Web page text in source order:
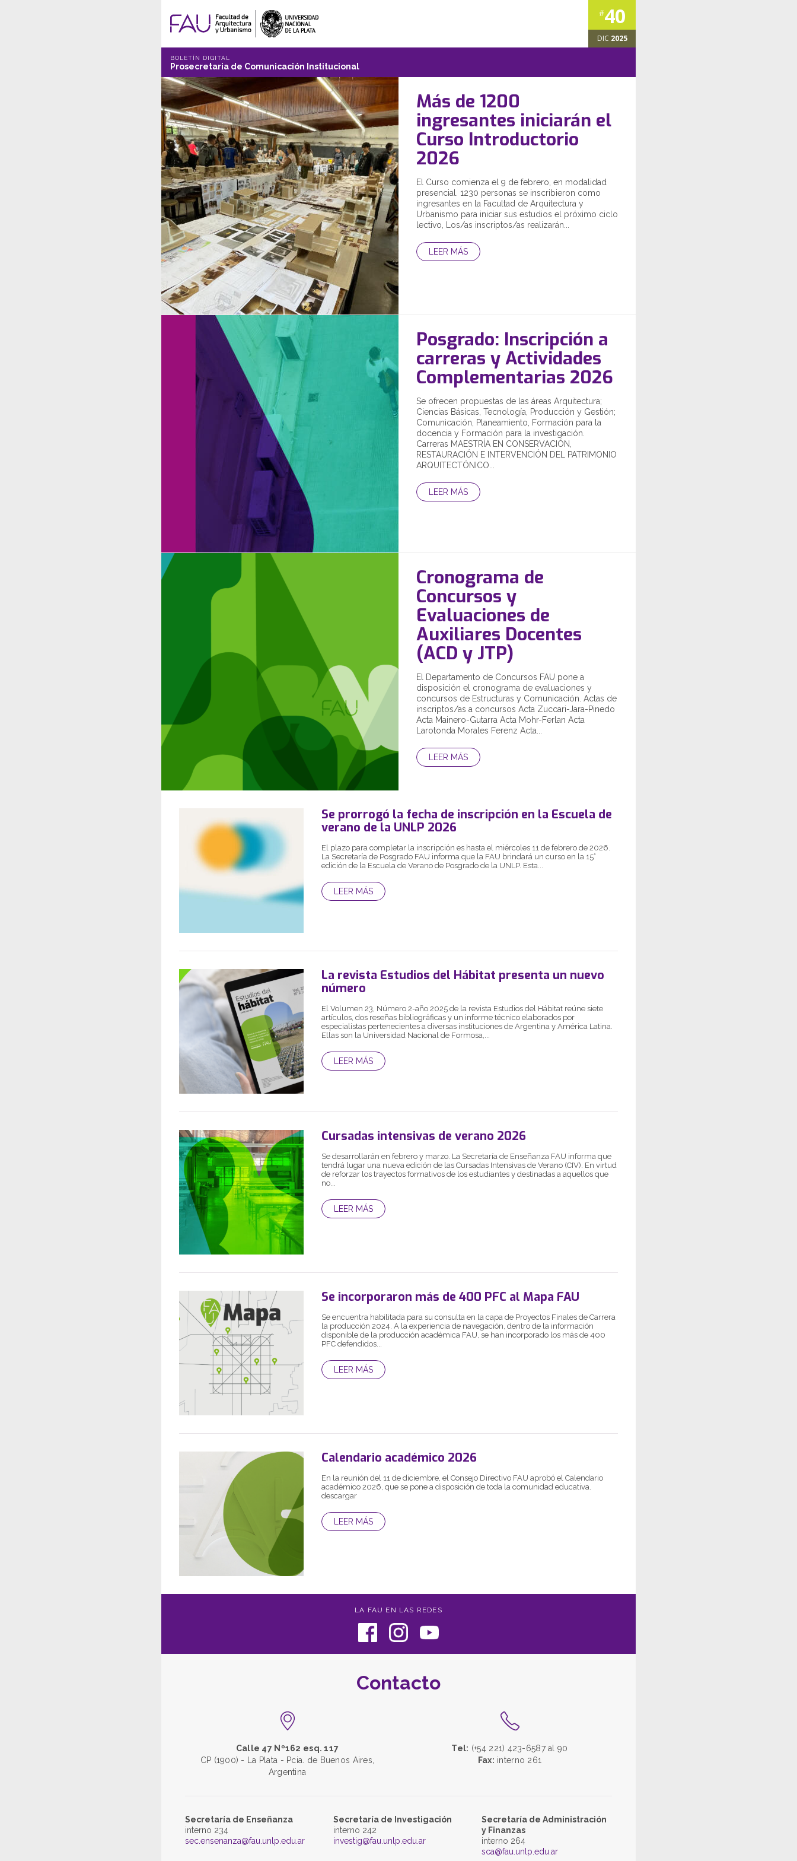
#40
DIC 2025
BOLETÍN DIGITAL
Prosecretaria de Comunicación Institucional
Más de 1200
ingresantes iniciarán el
Curso Introductorio
2026
El Curso comienza el 9 de febrero, en modalidad
presencial. 1230 personas se inscribieron como
ingresantes en la Facultad de Arquitectura y
Urbanismo para iniciar sus estudios el próximo ciclo
lectivo, Los/as inscriptos/as realizarán...
LEER MÁS
Posgrado: Inscripción a
carreras y Actividades
Complementarias 2026
Se ofrecen propuestas de las áreas Arquitectura;
Ciencias Básicas, Tecnología, Producción y Gestión;
Comunicación, Planeamiento, Formación para la
docencia y Formación para la investigación.
Carreras MAESTRÍA EN CONSERVACIÓN,
RESTAURACIÓN E INTERVENCIÓN DEL PATRIMONIO
ARQUITECTÓNICO...
LEER MÁS
Cronograma de
Concursos y
Evaluaciones de
Auxiliares Docentes
(ACD y JTP)
El Departamento de Concursos FAU pone a
disposición el cronograma de evaluaciones y
concursos de Estructuras y Comunicación. Actas de
inscriptos/as a concursos Acta Zuccari-Jara-Pinedo
Acta Mainero-Gutarra Acta Mohr-Ferlan Acta
Larotonda Morales Ferenz Acta...
LEER MÁS
Se prorrogó la fecha de inscripción en la Escuela de
verano de la UNLP 2026
El plazo para completar la inscripción es hasta el miércoles 11 de febrero de 2026.
La Secretaría de Posgrado FAU informa que la FAU brindará un curso en la 15°
edición de la Escuela de Verano de Posgrado de la UNLP. Esta...
LEER MÁS
La revista Estudios del Hábitat presenta un nuevo
número
El Volumen 23, Número 2-año 2025 de la revista Estudios del Hábitat reúne siete
artículos, dos reseñas bibliográficas y un informe técnico elaborados por
especialistas pertenecientes a diversas instituciones de Argentina y América Latina.
Ellas son la Universidad Nacional de Formosa,...
LEER MÁS
Cursadas intensivas de verano 2026
Se desarrollarán en febrero y marzo. La Secretaría de Enseñanza FAU informa que
tendrá lugar una nueva edición de las Cursadas Intensivas de Verano (CIV). En virtud
de reforzar los trayectos formativos de los estudiantes y destinadas a aquellos que
no...
LEER MÁS
Se incorporaron más de 400 PFC al Mapa FAU
Se encuentra habilitada para su consulta en la capa de Proyectos Finales de Carrera
la producción 2024. A la experiencia de navegación, dentro de la información
disponible de la producción académica FAU, se han incorporado los más de 400
PFC defendidos...
LEER MÁS
Calendario académico 2026
En la reunión del 11 de diciembre, el Consejo Directivo FAU aprobó el Calendario
académico 2026, que se pone a disposición de toda la comunidad educativa.
descargar
LEER MÁS
LA FAU EN LAS REDES
Contacto
Calle 47 Nº162 esq. 117
CP (1900) - La Plata - Pcia. de Buenos Aires,
Argentina
Tel: (+54 221) 423-6587 al 90
Fax: interno 261
Secretaría de Enseñanza
interno 234
sec.ensenanza@fau.unlp.edu.ar
Secretaría de Investigación
interno 242
investig@fau.unlp.edu.ar
Secretaría de Administración
y Finanzas
interno 264
sca@fau.unlp.edu.ar